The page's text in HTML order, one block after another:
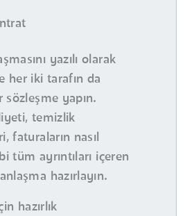
yazılı olarak
her iki tarafın da
sözleşme yapın.
temizlik
faturaların nasıl
tüm ayrıntıları içeren
hazırlayın.
hazırlık